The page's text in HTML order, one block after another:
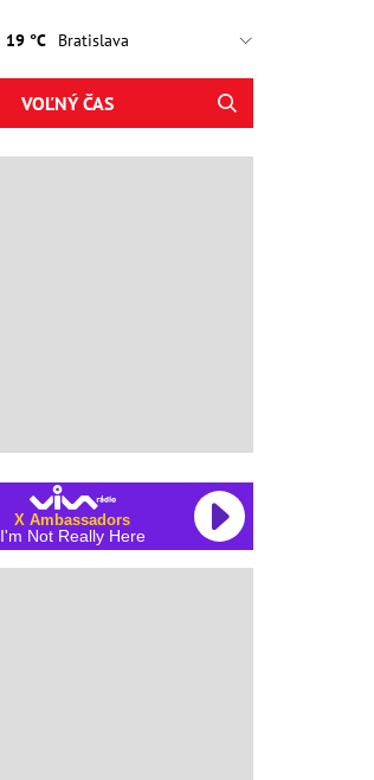
19 °C
VOĽNÝ ČAS
X Ambassadors
I'm Not Really Here